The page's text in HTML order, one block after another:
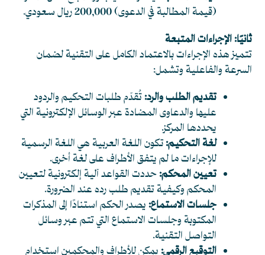
(قيمة المطالبة في الدعوى) 200,000 ريال سعودي.
ثانيًا: الإجراءات المتبعة
تتميز هذه الإجراءات بالاعتماد الكامل على التقنية لضمان
السرعة والفاعلية وتشمل:
تقديم الطلب والرد:تُقدّم طلبات التحكيم والردود
عليها والدعاوى المضادة عبر الوسائل الإلكترونية التي
يحددها المركز.
لغة التحكيم:تكون اللغة العربية هي اللغة الرسمية
للإجراءات ما لم يتفق الأطراف على لغة أخرى.
تعيين المحكم:حددت القواعد آلية إلكترونية لتعيين
المحكم وكيفية تقديم طلب رده عند الضرورة.
جلسات الاستماع:يصدر الحكم استنادًا إلى المذكرات
المكتوبة وجلسات الاستماع التي تتم عبر وسائل
التواصل التقنية.
التوقيع الرقمي:يمكن للأطراف والمحكمين استخدام